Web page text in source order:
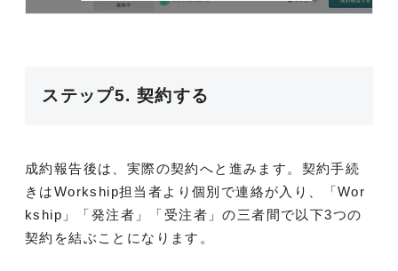
ステップ5. 契約する
成約報告後は、実際の契約へと進みます。契約手続
きはWorkship担当者より個別で連絡が入り、「Wor
kship」「発注者」「受注者」の三者間で以下3つの
契約を結ぶことになります。